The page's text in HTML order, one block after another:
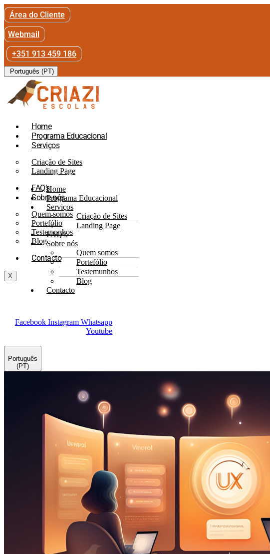
Área do Cliente
Webmail
+351 913 459 186
Português (PT)
Home
Programa Educacional
Serviços
Criação de Sites
Landing Page
FAQ’s
Sobre nós
Quem somos
Portefólio
Testemunhos
Blog
Contacto
X
Home
Programa Educacional
Serviços
Criação de Sites
Landing Page
FAQ’s
Sobre nós
Quem somos
Portefólio
Testemunhos
Blog
Contacto
Facebook Instagram Whatsapp
Youtube
Português
(PT)